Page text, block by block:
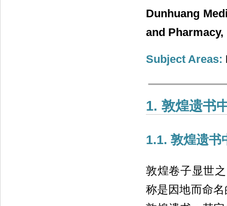
Dunhuang
and
Subject Areas:
1. 敦煌遗书
1.1. 敦煌遗书
敦煌卷子显世
称是因地而命